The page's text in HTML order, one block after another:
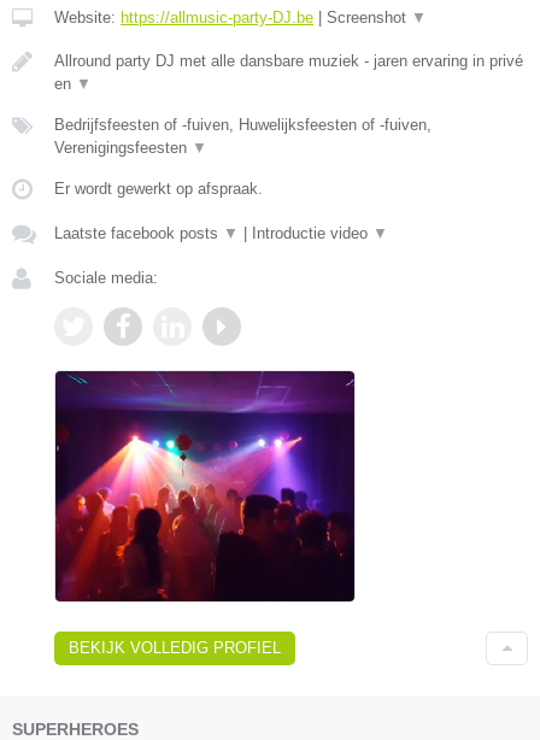
Website: https://allmusic-party-DJ.be Screenshot ▼
Allround party DJ met alle dansbare muziek - jaren ervaring in privé
en ▼
Bedrijfsfeesten of -fuiven, Huwelijksfeesten of -fuiven,
Verenigingsfeesten ▼
Er wordt gewerkt op afspraak.
Laatste facebook posts ▼ Introductie video ▼
Sociale media:
BEKIJK VOLLEDIG PROFIEL
SUPERHEROES